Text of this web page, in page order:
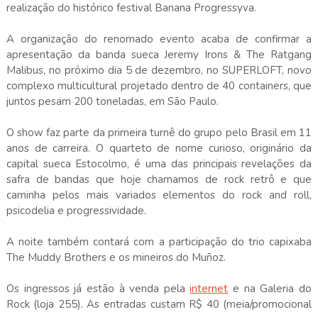
realização do histórico festival Banana Progressyva.
A organização do renomado evento acaba de confirmar a
apresentação da banda sueca Jeremy Irons & The Ratgang
Malibus, no próximo dia 5 de dezembro, no SUPERLOFT, novo
complexo multicultural projetado dentro de 40 containers, que
juntos pesam 200 toneladas, em São Paulo.
O show faz parte da primeira turnê do grupo pelo Brasil em 11
anos de carreira. O quarteto de nome curioso, originário da
capital sueca Estocolmo, é uma das principais revelações da
safra de bandas que hoje chamamos de rock retrô e que
caminha pelos mais variados elementos do rock and roll,
psicodelia e progressividade.
A noite também contará com a participação do trio capixaba
The Muddy Brothers e os mineiros do Muñoz.
Os ingressos já estão à venda pelainternet e na Galeria do
Rock (loja 255). As entradas custam R$ 40 (meia/promocional